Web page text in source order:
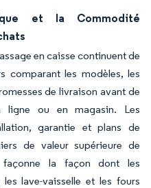
et la Commodité
en caisse continuent de
comparant les modèles, les
de livraison avant de
ligne ou en magasin. Les
garantie et plans de
de valeur supérieure de
la façon dont les
lave-vaisselle et les fours